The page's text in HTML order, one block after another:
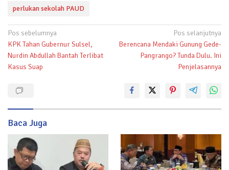
perlukan sekolah PAUD
Navigasi
pos
Pos sebelumnya
KPK Tahan Gubernur Sulsel,
Nurdin Abdullah Bantah Terlibat
Kasus Suap
Pos selanjutnya
Berencana Mendaki Gunung Gede-
Pangrango? Tunda Dulu. Ini
Penjelasannya
Baca Juga